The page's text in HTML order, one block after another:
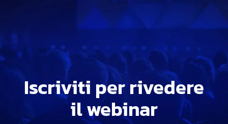
Iscriviti per rivedere
il webinar